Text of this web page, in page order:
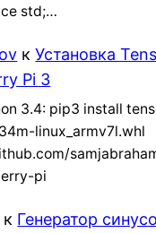
std;…
кУстановка
Pi 3
3.4: pip3 install
linux_armv7l.whl
pi
к Генератор